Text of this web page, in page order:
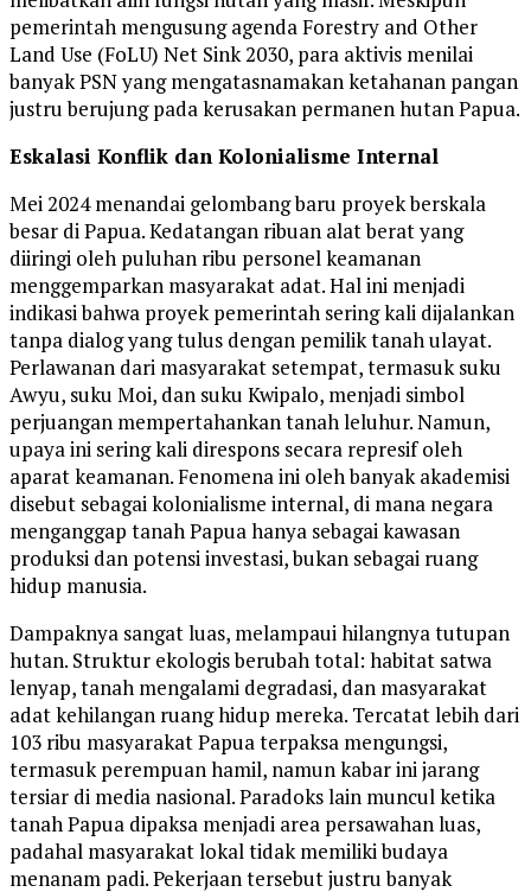
pemerintah mengusung agenda Forestry and Other
Land Use (FoLU) Net Sink 2030, para aktivis menilai
banyak PSN yang mengatasnamakan ketahanan pangan
justru berujung pada kerusakan permanen hutan Papua.
Eskalasi Konflik dan Kolonialisme Internal
Mei 2024 menandai gelombang baru proyek berskala
besar di Papua. Kedatangan ribuan alat berat yang
diiringi oleh puluhan ribu personel keamanan
menggemparkan masyarakat adat. Hal ini menjadi
indikasi bahwa proyek pemerintah sering kali dijalankan
tanpa dialog yang tulus dengan pemilik tanah ulayat.
Perlawanan dari masyarakat setempat, termasuk suku
Awyu, suku Moi, dan suku Kwipalo, menjadi simbol
perjuangan mempertahankan tanah leluhur. Namun,
upaya ini sering kali direspons secara represif oleh
aparat keamanan. Fenomena ini oleh banyak akademisi
disebut sebagai kolonialisme internal, di mana negara
menganggap tanah Papua hanya sebagai kawasan
produksi dan potensi investasi, bukan sebagai ruang
hidup manusia.
Dampaknya sangat luas, melampaui hilangnya tutupan
hutan. Struktur ekologis berubah total: habitat satwa
lenyap, tanah mengalami degradasi, dan masyarakat
adat kehilangan ruang hidup mereka. Tercatat lebih dari
103 ribu masyarakat Papua terpaksa mengungsi,
termasuk perempuan hamil, namun kabar ini jarang
tersiar di media nasional. Paradoks lain muncul ketika
tanah Papua dipaksa menjadi area persawahan luas,
padahal masyarakat lokal tidak memiliki budaya
menanam padi. Pekerjaan tersebut justru banyak